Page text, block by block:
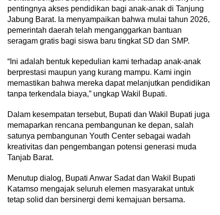
pentingnya akses pendidikan bagi anak-anak di Tanjung
Jabung Barat. Ia menyampaikan bahwa mulai tahun 2026,
pemerintah daerah telah menganggarkan bantuan
seragam gratis bagi siswa baru tingkat SD dan SMP.
“Ini adalah bentuk kepedulian kami terhadap anak-anak
berprestasi maupun yang kurang mampu. Kami ingin
memastikan bahwa mereka dapat melanjutkan pendidikan
tanpa terkendala biaya,” ungkap Wakil Bupati.
Dalam kesempatan tersebut, Bupati dan Wakil Bupati juga
memaparkan rencana pembangunan ke depan, salah
satunya pembangunan Youth Center sebagai wadah
kreativitas dan pengembangan potensi generasi muda
Tanjab Barat.
Menutup dialog, Bupati Anwar Sadat dan Wakil Bupati
Katamso mengajak seluruh elemen masyarakat untuk
tetap solid dan bersinergi demi kemajuan bersama.